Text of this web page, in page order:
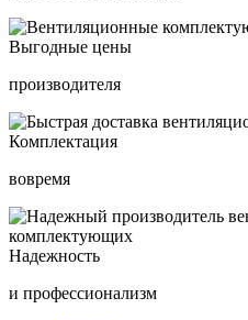
Выгодные цены
производителя
Комплектация
вовремя
Надежность
и профессионализм